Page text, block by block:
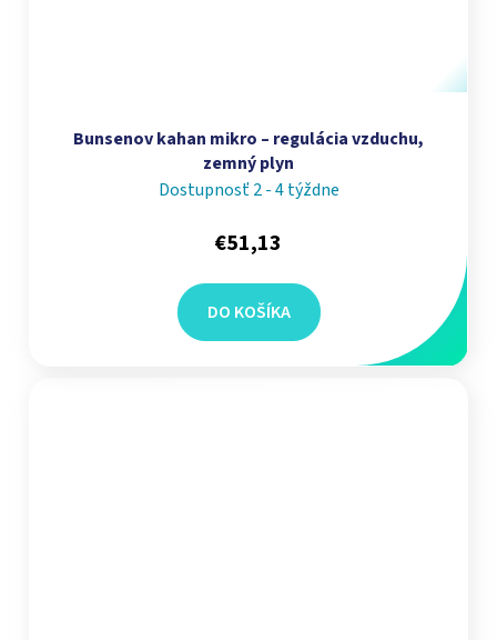
Bunsenov kahan mikro – regulácia vzduchu,
zemný plyn
Dostupnosť 2 - 4 týždne
€51,13
DO KOŠÍKA